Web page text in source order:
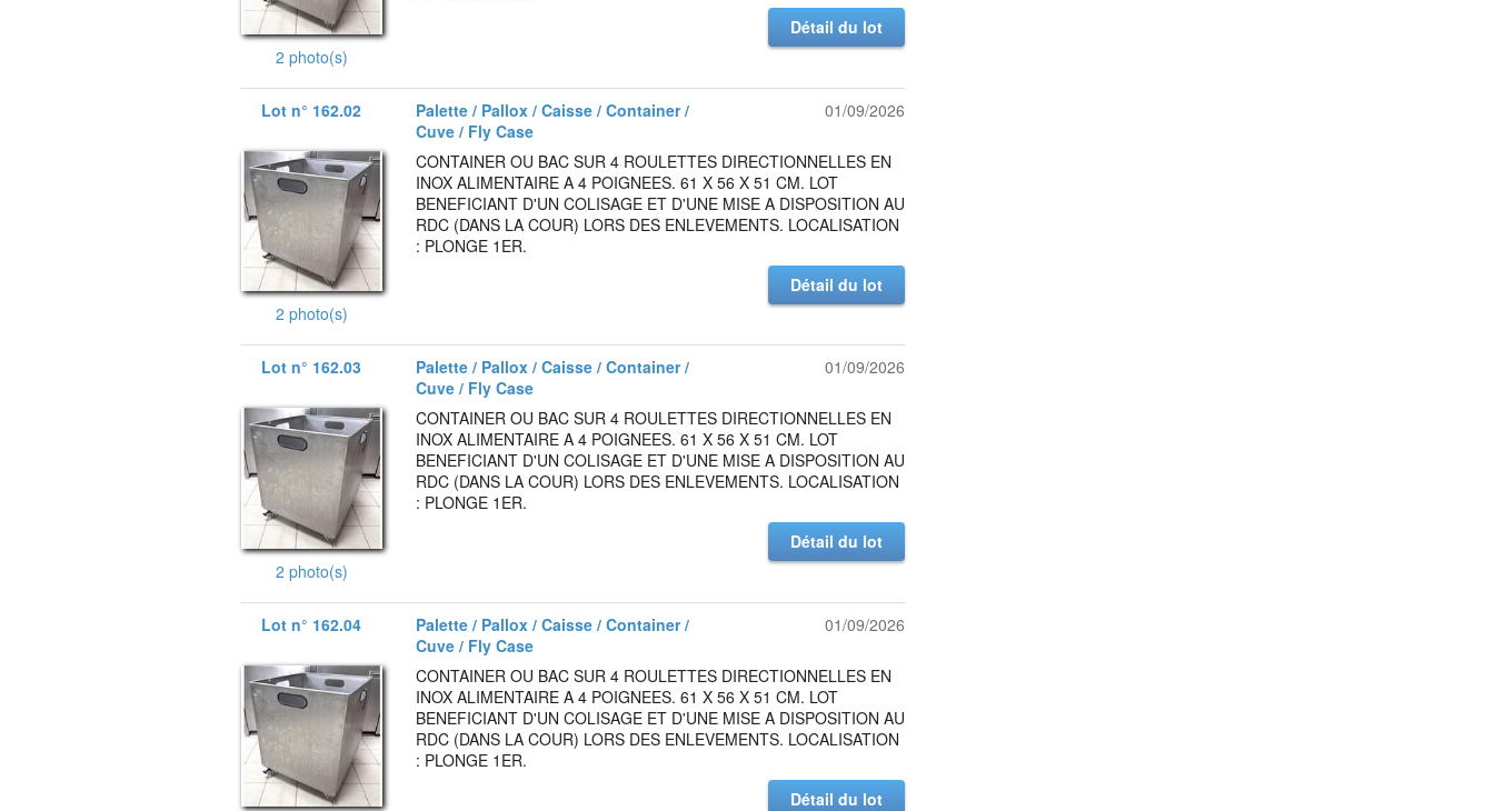
2 photo(s)
Détail du lot
Lot n° 162.02
Palette / Pallox / Caisse / Container /
Cuve / Fly Case
01/09/2026
2 photo(s)
CONTAINER OU BAC SUR 4 ROULETTES DIRECTIONNELLES EN
INOX ALIMENTAIRE A 4 POIGNEES. 61 X 56 X 51 CM. LOT
BENEFICIANT D'UN COLISAGE ET D'UNE MISE A DISPOSITION AU
RDC (DANS LA COUR) LORS DES ENLEVEMENTS. LOCALISATION
: PLONGE 1ER.
Détail du lot
Lot n° 162.03
Palette / Pallox / Caisse / Container /
Cuve / Fly Case
01/09/2026
2 photo(s)
CONTAINER OU BAC SUR 4 ROULETTES DIRECTIONNELLES EN
INOX ALIMENTAIRE A 4 POIGNEES. 61 X 56 X 51 CM. LOT
BENEFICIANT D'UN COLISAGE ET D'UNE MISE A DISPOSITION AU
RDC (DANS LA COUR) LORS DES ENLEVEMENTS. LOCALISATION
: PLONGE 1ER.
Détail du lot
Lot n° 162.04
Palette / Pallox / Caisse / Container /
Cuve / Fly Case
01/09/2026
CONTAINER OU BAC SUR 4 ROULETTES DIRECTIONNELLES EN
INOX ALIMENTAIRE A 4 POIGNEES. 61 X 56 X 51 CM. LOT
BENEFICIANT D'UN COLISAGE ET D'UNE MISE A DISPOSITION AU
RDC (DANS LA COUR) LORS DES ENLEVEMENTS. LOCALISATION
: PLONGE 1ER.
Détail du lot